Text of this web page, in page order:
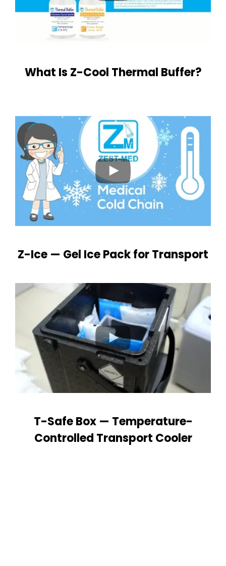
What Is Z-Cool Thermal Buffer?
Z-Ice — Gel Ice Pack for Transport
T-Safe Box — Temperature-
Controlled Transport Cooler